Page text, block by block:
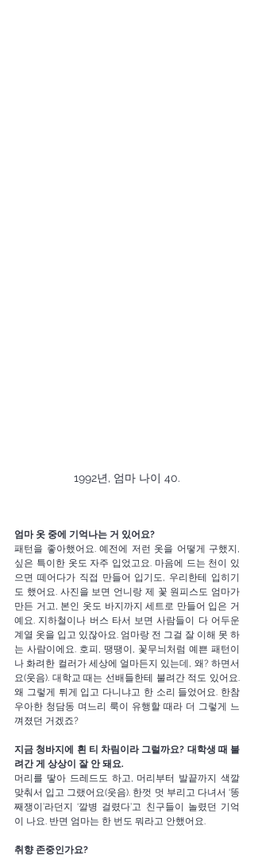
1992년, 엄마 나이 40.
엄마 옷 중에 기억나는 거 있어요?
패턴을 좋아했어요. 예전에 저런 옷을 어떻게 구했지,
싶은 특이한 옷도 자주 입었고요. 마음에 드는 천이 있
으면 떼어다가 직접 만들어 입기도, 우리한테 입히기
도 했어요. 사진을 보면 언니랑 제 꽃 원피스도 엄마가
만든 거고, 본인 옷도 바지까지 세트로 만들어 입은 거
예요. 지하철이나 버스 타서 보면 사람들이 다 어두운
계열 옷을 입고 있잖아요. 엄마랑 전 그걸 잘 이해 못 하
는 사람이에요. 호피, 땡땡이, 꽃무늬처럼 예쁜 패턴이
나 화려한 컬러가 세상에 얼마든지 있는데, 왜? 하면서
요(웃음). 대학교 때는 선배들한테 불려간 적도 있어요.
왜 그렇게 튀게 입고 다니냐고 한 소리 들었어요. 한참
우아한 청담동 며느리 룩이 유행할 때라 더 그렇게 느
껴졌던 거겠죠?
지금 청바지에 흰 티 차림이라 그럴까요? 대학생 때 불
려간 게 상상이 잘 안 돼요.
머리를 땋아 드레드도 하고, 머리부터 발끝까지 색깔
맞춰서 입고 그랬어요(웃음). 한껏 멋 부리고 다녀서 ‘똥
째쟁이’라던지 ‘깔병 걸렸다’고 친구들이 놀렸던 기억
이 나요. 반면 엄마는 한 번도 뭐라고 안했어요.
취향 존중인가요?